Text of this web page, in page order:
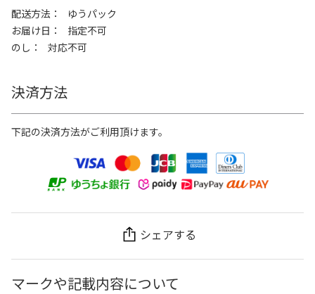
配送方法
ゆうパック
お届け日
指定不可
のし
対応不可
決済方法
下記の決済方法がご利用頂けます。
シェアする
マークや記載内容について